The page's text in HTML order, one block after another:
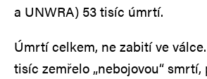
a UNWRA) 53 tisíc úmrtí.
Úmrtí celkem, ne zabití ve
tisíc zemřelo „nebojovou“